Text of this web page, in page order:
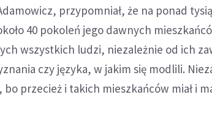
przypomniał, że na ponad
40 pokoleń jego dawnych
wszystkich ludzi, niezależnie od ich
czy języka, w jakim się modlili.
przecież i takich mieszkańców miał i